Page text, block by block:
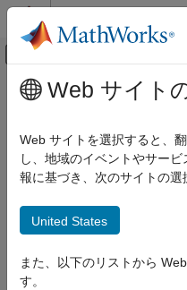
コンテンツへスキップ
オフキャンバ
ドキュメンテーションのホーム
メインコンテンツ
How
Web サイト
Web サイトを選択すると、
し、地域のイベントやサー
報に基づき、次のサイトの選
United States
また、以下のリストから
す。